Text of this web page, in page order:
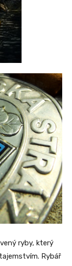
ryby, který
Rybář